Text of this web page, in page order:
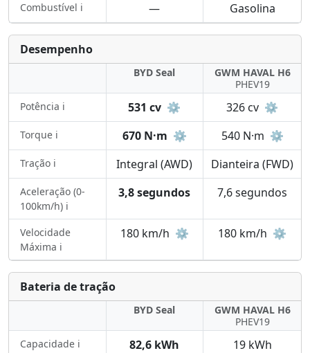
Combustível ℹ️ — Gasolina
Desempenho
BYD Seal
GWM HAVAL H6
PHEV19
Potência ℹ️
531 cv ⚙️ 326 cv ⚙️
Torque ℹ️ 670 N·m ⚙️ 540 N·m ⚙️
Tração ℹ️ Integral (AWD) Dianteira (FWD)
Aceleração (0-
100km/h) ℹ️
3,8 segundos 7,6 segundos
Velocidade
Máxima ℹ️
180 km/h ⚙️ 180 km/h ⚙️
Bateria de tração
BYD Seal
GWM HAVAL H6
PHEV19
Capacidade ℹ️
82,6 kWh 19 kWh